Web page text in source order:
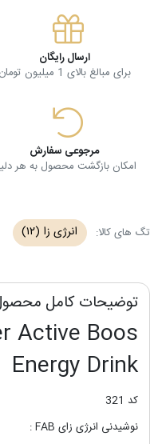
ارسال رایگان
برای مبالغ بالای 1 میلیون تومان
مرجوعی سفارش
امکان بازگشت محصول به هر
تگ های کالا: انرژی زا (۱۲)
توضیحات کامل
Active Boos
Energy Drink
کد 321
نوشیدنی انرژی زای FAB :